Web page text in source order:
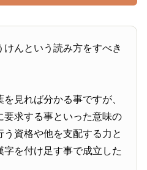
んという読み方をすべき
見れば分かる事ですが、
要求する事といった意味の
資格や他を支配する力と
を付け足す事で成立した